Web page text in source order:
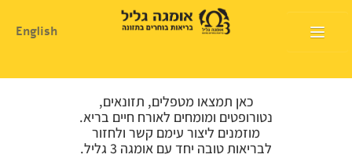
English
דף הבית
המלצות שימוש
כאן תמצאו מטפלים, תזונאים,
נטורופטים ומומחים לאורח חיים בריא.
מוזמנים ליצור עימם קשר ולחזור
לבריאות טובה יחד עם אומגה 3 גליל.